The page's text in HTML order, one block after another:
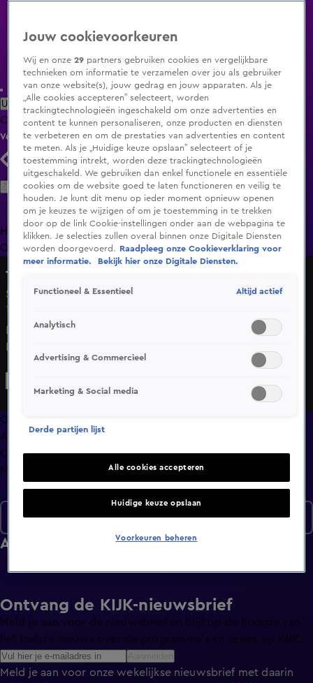
Uitzending Gemist Populaire programma's Zenders Genres
ClipsFilmsRadioSmart TV inlogShop
Volg KIJK
Zoeken
HomeUitzending Gemist Programma's De Bondgenoten
OranjezomerLivestreamsShop
The GLORY Story
Seizoen 1, aflevering 5
13 juni 2025, 10:00
Bekijk aflevering 5 van The GLORY Story uit seizoen 1 hier.
Deze aflevering is uitgezonden op 13 juni, 10:00 uur bij .
The GLORY Story is een Sport programma
Overzicht
Afleveringen
Clips
Meer zoals dit
Afleveringen
Seizoen 1
Ontvang de KIJK-nieuwsbrief
Meld je aan voor de nieuwsbrief en blijf op de hoogte van
het laatste nieuws over de programma’s en series op KIJK.
Meld je aan voor onze wekelijkse nieuwsbrief met daarin
Jouw cookievoorkeuren
Wij en onze29 partners gebruiken cookies en vergelijkbare
technieken om informatie te verzamelen over jou als gebruiker
van onze website(s), jouw gedrag en jouw apparaten. Als je
„Alle cookies accepteren” selecteert, worden
trackingtechnologieën ingeschakeld om onze advertenties en
content te kunnen personaliseren, onze producten en diensten
te verbeteren en om de prestaties van advertenties en content
te meten. Als je „Huidige keuze opslaan” selecteert of je
toestemming intrekt, worden deze trackingtechnologieën
uitgeschakeld. We gebruiken dan enkel functionele en essentiële
cookies om de website goed te laten functioneren en veilig te
houden. Je kunt dit menu op ieder moment opnieuw openen
om je keuzes te wijzigen of om je toestemming in te trekken
door op de link Cookie-instellingen onder aan de webpagina te
klikken. Je selecties zullen overal binnen onze Digitale Diensten
worden doorgevoerd.
Raadpleeg onze Cookieverklaring voor
meer informatie.
Bekijk hier onze Digitale Diensten.
Functioneel & Essentieel Altijd actief
Analytisch
Advertising & Commercieel
Marketing & Social media
Derde partijen lijst
Alle cookies accepteren
Huidige keuze opslaan
Voorkeuren beheren